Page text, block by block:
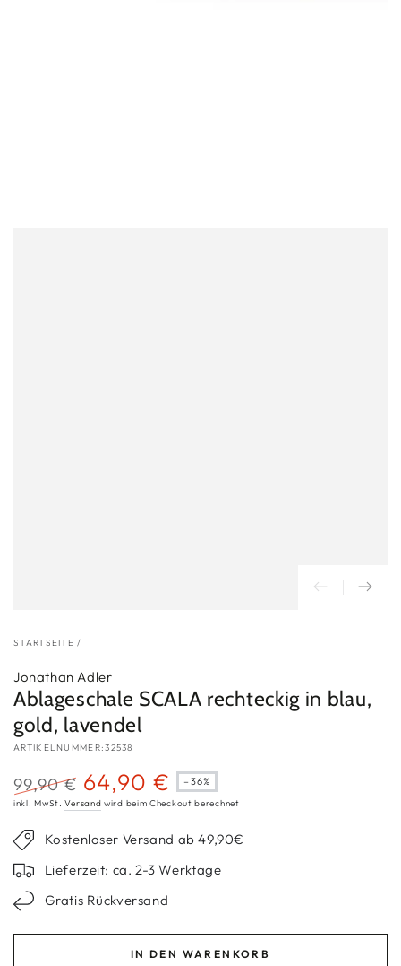
STARTSEITE /
Jonathan Adler
Ablageschale SCALA rechteckig in blau,
gold, lavendel
ARTIKELNUMMER:32538
Regulärer
99,90 €
Verkaufspreis
64,90 € –36%
inkl. MwSt.Versand wird beim Checkout berechnet
Kostenloser Versand ab 49,90€
Lieferzeit: ca. 2-3 Werktage
Gratis Rückversand
IN DEN WARENKORB